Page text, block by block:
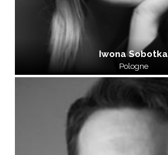
Iwona Sobotka
Pologne